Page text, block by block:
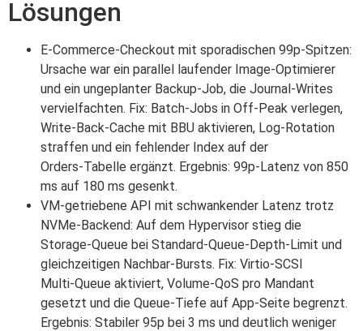
Lösungen
E‑Commerce‑Checkout mit sporadischen 99p‑Spitzen:
Ursache war ein parallel laufender Image‑Optimierer
und ein ungeplanter Backup‑Job, die Journal‑Writes
vervielfachten. Fix: Batch‑Jobs in Off‑Peak verlegen,
Write‑Back‑Cache mit BBU aktivieren, Log‑Rotation
straffen und ein fehlender Index auf der
Orders‑Tabelle ergänzt. Ergebnis: 99p‑Latenz von 850
ms auf 180 ms gesenkt.
VM‑getriebene API mit schwankender Latenz trotz
NVMe‑Backend: Auf dem Hypervisor stieg die
Storage‑Queue bei Standard‑Queue‑Depth‑Limit und
gleichzeitigen Nachbar‑Bursts. Fix: Virtio‑SCSI
Multi‑Queue aktiviert, Volume‑QoS pro Mandant
gesetzt und die Queue‑Tiefe auf App‑Seite begrenzt.
Ergebnis: Stabiler 95p bei 3 ms und deutlich weniger